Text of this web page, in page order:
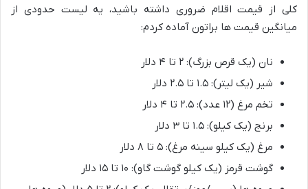
کلی از قیمت اقلام ضروری داشته باشید، یه لیست حدودی از
میانگین قیمت ها براتون آماده کردم:
نان (یک قرص بزرگ): ۲ تا ۴ دلار
شیر (یک لیتر): ۱.۵ تا ۲.۵ دلار
تخم مرغ (۱۲ عدد): ۲.۵ تا ۴ دلار
برنج (یک کیلو): ۱.۵ تا ۳ دلار
مرغ (یک کیلو سینه مرغ): ۵ تا ۸ دلار
گوشت قرمز (یک کیلو گوشت گاو): ۱۰ تا ۱۵ دلار